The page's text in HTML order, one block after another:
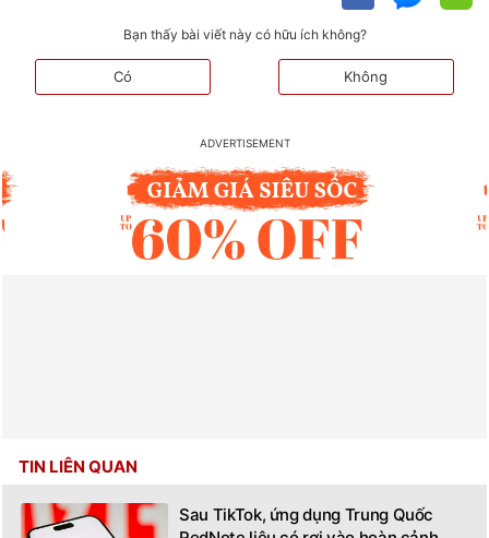
Bạn thấy bài viết này có hữu ích không?
Có Không
TIN LIÊN QUAN
Sau TikTok, ứng dụng Trung Quốc